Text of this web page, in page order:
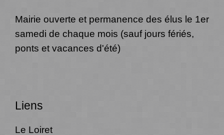
Mairie ouverte et permanence des élus le 1er
samedi de chaque mois (sauf jours fériés,
ponts et vacances d'été)
Liens
Le Loiret